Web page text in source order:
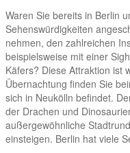
Waren Sie bereits in Berlin
Sehenswürdigkeiten
nehmen, den zahlreichen
beispielsweise mit einer
Käfers? Diese Attraktion ist
Übernachtung finden Sie
sich in Neukölln befindet.
der Drachen und
außergewöhnliche
einsteigen. Berlin hat viele